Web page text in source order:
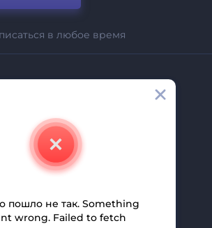
в любое время
С Нами
И Поддержка
Программа
Конфиденциальности
пошло не так. Something
wrong. Failed to fetch